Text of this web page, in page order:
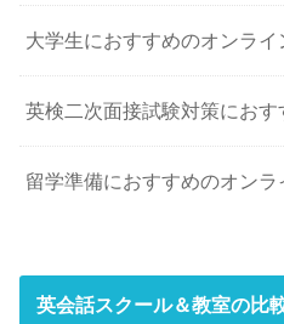
大学生におすすめのオンライ
英検二次面接試験対策にお
留学準備におすすめのオンラ
英会話スクール＆教室の比